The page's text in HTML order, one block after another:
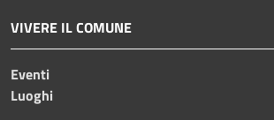
VIVERE IL COMUNE
Eventi
Luoghi